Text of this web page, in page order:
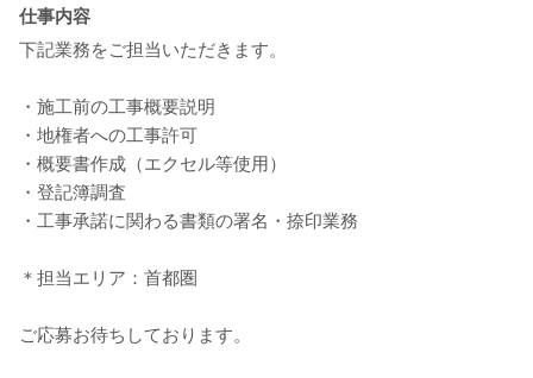
仕事内容
下記業務をご担当いただきます。
・施工前の工事概要説明
・地権者への工事許可
・概要書作成（エクセル等使用）
・登記簿調査
・工事承諾に関わる書類の署名・捺印業務
＊担当エリア：首都圏
ご応募お待ちしております。